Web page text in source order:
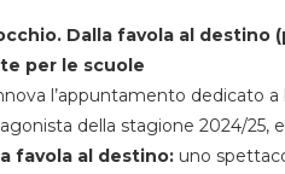
Dalla favola al destino
per le scuole
l’appuntamento dedicato
della stagione 2024/25,
favola al destino:uno